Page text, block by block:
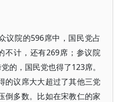
议院的596席中，国民党占
不计，还有269席；参议院
的，国民党也得了123席。
的议席大大超过了其他三党
倒多数。比如在宋教仁的家